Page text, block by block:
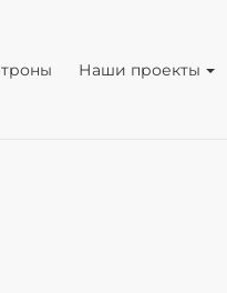
Наши проекты